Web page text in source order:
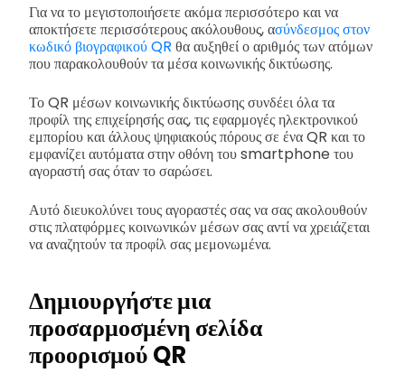
Για να το μεγιστοποιήσετε ακόμα περισσότερο και να
αποκτήσετε περισσότερους ακόλουθους, ασύνδεσμος στον
κωδικό βιογραφικού QR θα αυξηθεί ο αριθμός των ατόμων
που παρακολουθούν τα μέσα κοινωνικής δικτύωσης.
Το QR μέσων κοινωνικής δικτύωσης συνδέει όλα τα
προφίλ της επιχείρησής σας, τις εφαρμογές ηλεκτρονικού
εμπορίου και άλλους ψηφιακούς πόρους σε ένα QR και το
εμφανίζει αυτόματα στην οθόνη του smartphone του
αγοραστή σας όταν το σαρώσει.
Αυτό διευκολύνει τους αγοραστές σας να σας ακολουθούν
στις πλατφόρμες κοινωνικών μέσων σας αντί να χρειάζεται
να αναζητούν τα προφίλ σας μεμονωμένα.
Δημιουργήστε μια
προσαρμοσμένη σελίδα
προορισμού QR